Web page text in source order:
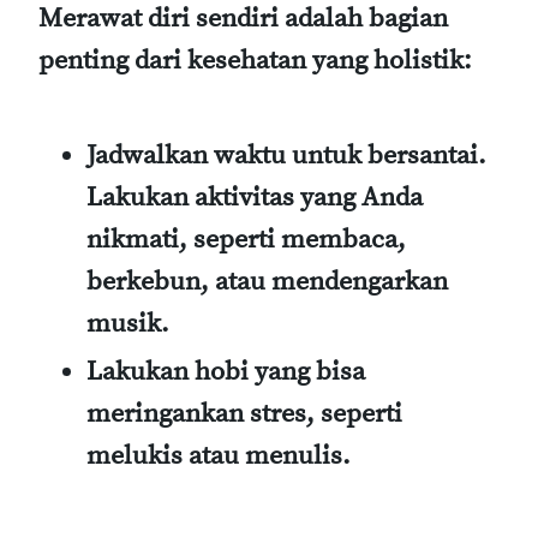
Merawat diri sendiri adalah bagian
penting dari kesehatan yang holistik:
Jadwalkan waktu untuk bersantai.
Lakukan aktivitas yang Anda
nikmati, seperti membaca,
berkebun, atau mendengarkan
musik.
Lakukan hobiyang bisa
meringankan stres, seperti
melukis atau menulis.